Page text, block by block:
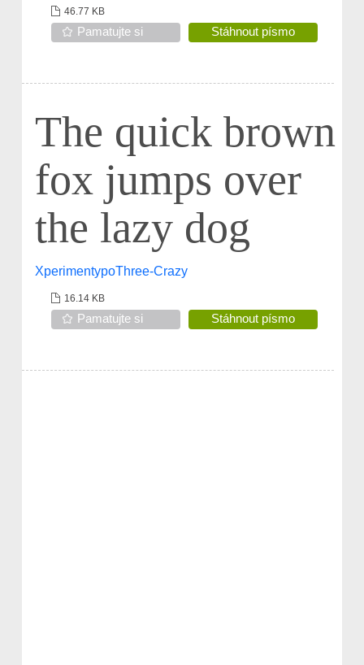
46.77 KB
Pamatujte si Stáhnout písmo
The quick brown
fox jumps over
the lazy dog
XperimentypoThree-Crazy
16.14 KB
Pamatujte si Stáhnout písmo